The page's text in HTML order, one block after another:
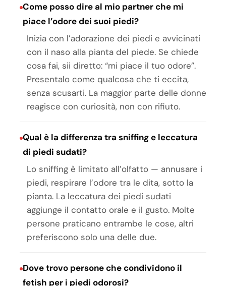
Come posso dire al mio partner che mi
piace l’odore dei suoi piedi?
Inizia con l’adorazione dei piedi e avvicinati
con il naso alla pianta del piede. Se chiede
cosa fai, sii diretto: “mi piace il tuo odore”.
Presentalo come qualcosa che ti eccita,
senza scusarti. La maggior parte delle donne
reagisce con curiosità, non con rifiuto.
Qual è la differenza tra sniffing e leccatura
di piedi sudati?
Lo sniffing è limitato all’olfatto — annusare i
piedi, respirare l’odore tra le dita, sotto la
pianta. La leccatura dei piedi sudati
aggiunge il contatto orale e il gusto. Molte
persone praticano entrambe le cose, altri
preferiscono solo una delle due.
Dove trovo persone che condividono il
fetish per i piedi odorosi?